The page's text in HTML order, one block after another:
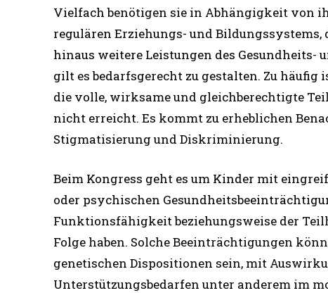
Vielfach benötigen sie in Abhängigkeit von
regulären Erziehungs- und
hinaus weitere Leistungen des Gesundheits-
gilt es bedarfsgerecht zu gestalten. Zu
die volle, wirksame und gleichberechtigte
nicht erreicht. Es kommt zu erheblichen
Stigmatisierung und Diskriminierung.
Beim Kongress geht es um Kinder mit
oder psychischen
Funktionsfähigkeit beziehungsweise der
Folge haben. Solche Beeinträchtigungen
genetischen Dispositionen sein, mit
Unterstützungsbedarfen unter anderem im